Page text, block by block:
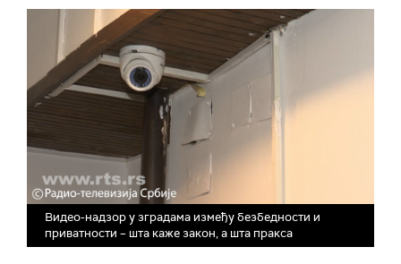
Видео-надзор у зградама између безбедности и
приватности – шта каже закон, а шта пракса